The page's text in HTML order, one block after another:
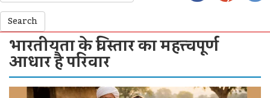
भारतीयता के विस्तार का महत्त्वपूर्ण
आधार है परिवार